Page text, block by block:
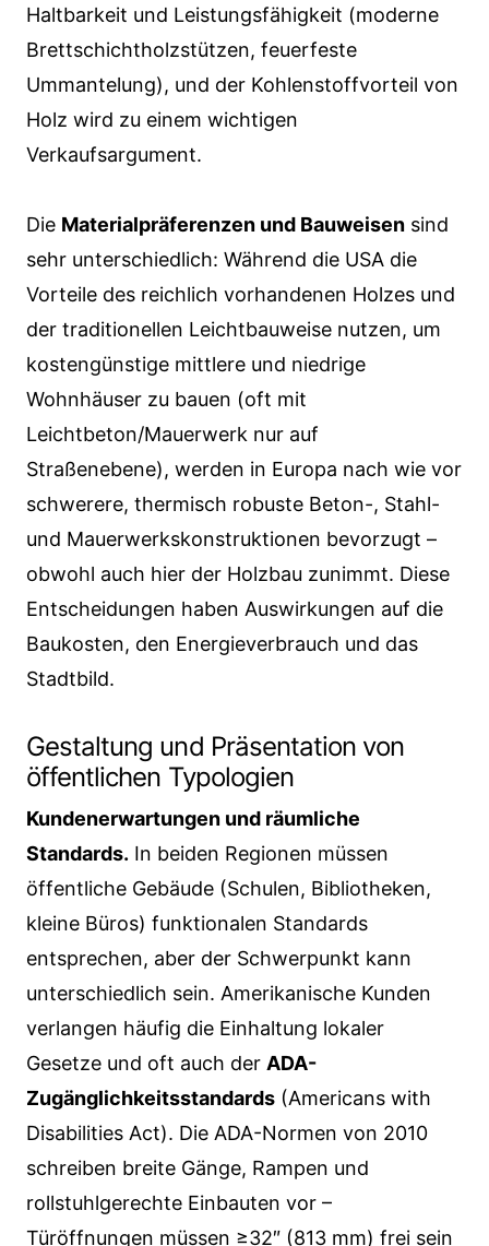
Haltbarkeit und Leistungsfähigkeit (moderne
Brettschichtholzstützen, feuerfeste
Ummantelung), und der Kohlenstoffvorteil von
Holz wird zu einem wichtigen
Verkaufsargument.
Die Materialpräferenzen und Bauweisen sind
sehr unterschiedlich: Während die USA die
Vorteile des reichlich vorhandenen Holzes und
der traditionellen Leichtbauweise nutzen, um
kostengünstige mittlere und niedrige
Wohnhäuser zu bauen (oft mit
Leichtbeton/Mauerwerk nur auf
Straßenebene), werden in Europa nach wie vor
schwerere, thermisch robuste Beton-, Stahl-
und Mauerwerkskonstruktionen bevorzugt –
obwohl auch hier der Holzbau zunimmt. Diese
Entscheidungen haben Auswirkungen auf die
Baukosten, den Energieverbrauch und das
Stadtbild.
Gestaltung und Präsentation von
öffentlichen Typologien
Kundenerwartungen und räumliche
Standards. In beiden Regionen müssen
öffentliche Gebäude (Schulen, Bibliotheken,
kleine Büros) funktionalen Standards
entsprechen, aber der Schwerpunkt kann
unterschiedlich sein. Amerikanische Kunden
verlangen häufig die Einhaltung lokaler
Gesetze und oft auch der ADA-
Zugänglichkeitsstandards (Americans with
Disabilities Act). Die ADA-Normen von 2010
schreiben breite Gänge, Rampen und
rollstuhlgerechte Einbauten vor –
Türöffnungen müssen ≥32″ (813 mm) frei sein